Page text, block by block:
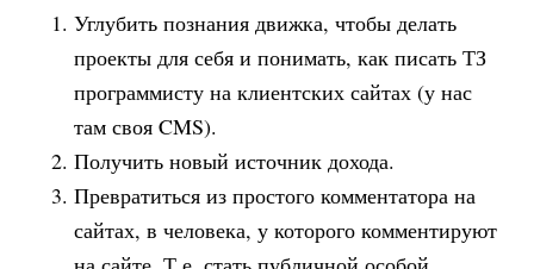
Углубить познания движка, чтобы делать
проекты для себя и понимать, как писать ТЗ
программисту на клиентских сайтах (у нас
там своя CMS).
Получить новый источник дохода.
Превратиться из простого комментатора на
сайтах, в человека, у которого комментируют